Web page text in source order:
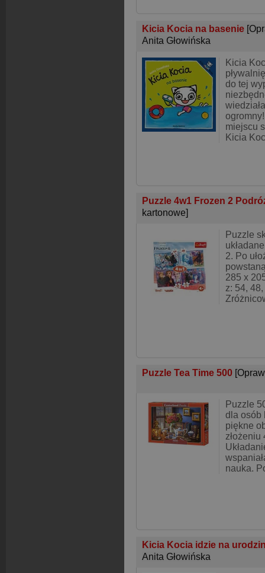
Kicia Kocia na basenie
Anita Głowińska
Kicia
do tej
miejscu
Kicia
Puzzle 4w1 Frozen 2
kartonowe]
Puzzle
2. Po
285 x
z: 54,
Puzzle Tea Time 500
Puzzle
dla osób
piękne
złożeniu
nauka.
Kicia Kocia idzie na
Anita Głowińska